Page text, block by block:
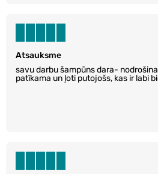
Atsauksme
savu darbu šampūns dara-
patīkama un ļoti putojošs, kas ir labi